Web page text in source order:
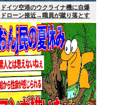
ドイツ空港のウクライナ機に自爆
ドローン接近→職員が蹴り落とす
→偶然起爆装置が壊れセーフ